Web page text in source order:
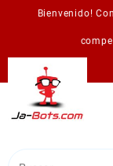
Bienvenido!